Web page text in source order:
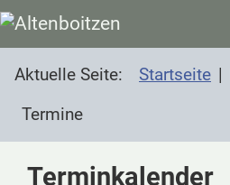
SKIP TO MAIN CONTENT
Aktuelle Seite: Startseite
Termine
Terminkalender